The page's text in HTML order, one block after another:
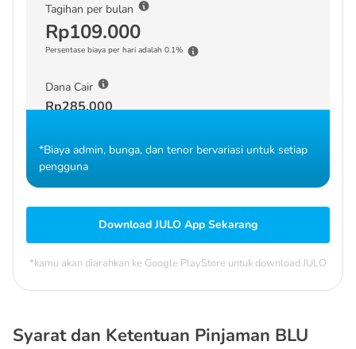
Tagihan per bulan
Rp109.000
Persentase biaya per hari adalah 0.1%
Dana Cair
Rp285.000
*Biaya admin, bunga, dan tenor bervariasi untuk setiap
pengguna
Download JULO App Sekarang
*kamu akan diarahkan ke Google PlayStore untuk download JULO
Syarat dan Ketentuan Pinjaman BLU